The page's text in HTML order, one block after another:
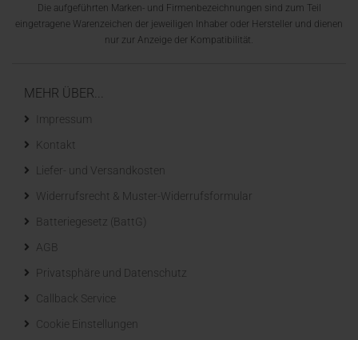
Die aufgeführten Marken- und Firmenbezeichnungen sind zum Teil
eingetragene Warenzeichen der jeweiligen Inhaber oder Hersteller und dienen
nur zur Anzeige der Kompatibilität.
MEHR ÜBER...
Impressum
Kontakt
Liefer- und Versandkosten
Widerrufsrecht & Muster-Widerrufsformular
Batteriegesetz (BattG)
AGB
Privatsphäre und Datenschutz
Callback Service
Cookie Einstellungen